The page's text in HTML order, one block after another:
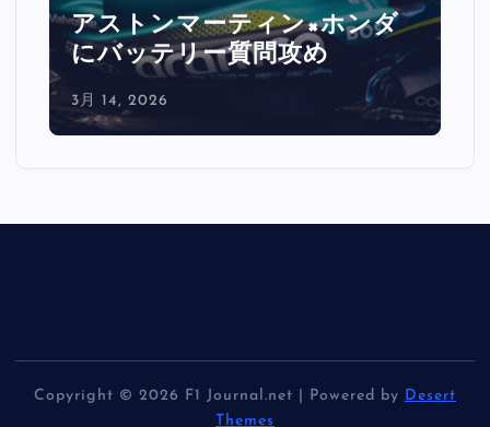
アストンマーティン×ホンダ
にバッテリー質問攻め
3月 14, 2026
Copyright © 2026 F1 Journal.net | Powered by Desert
Themes